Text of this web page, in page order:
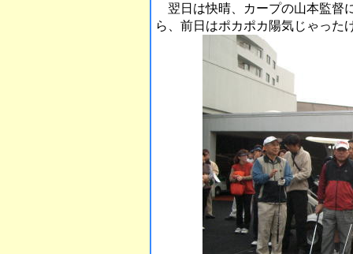
翌日は快晴、カープの山本監督
ら、前日はポカポカ陽気じゃった